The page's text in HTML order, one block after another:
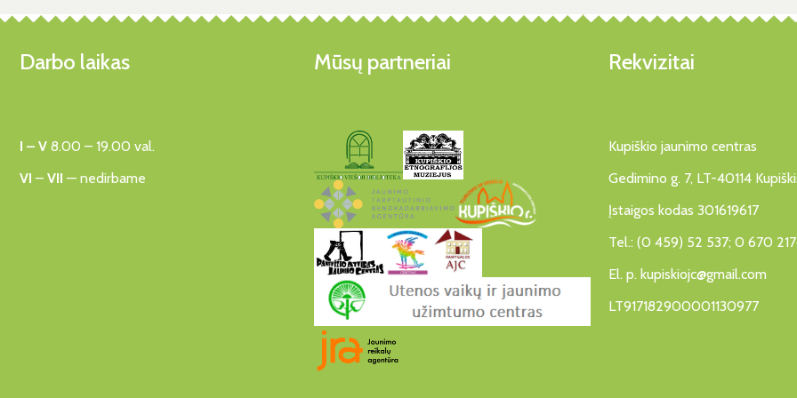
Darbo laikas
I – V 8.00 – 19.00 val.
VI – VII — nedirbame
Mūsų partneriai Rekvizitai
Kupiškio jaunimo centras
Gedimino g. 7, LT-40114
Įstaigos kodas 301619617
Tel.: (0 459) 52 537; 0 670
El. p. kupiskiojc@gmail.com
LT917182900001130977